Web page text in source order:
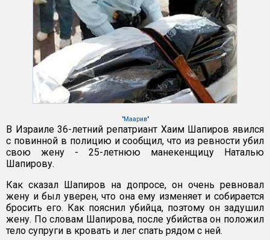
"Маарив"
В Израиле 36-летний репатриант Хаим Шапиров явился
с повинной в полицию и сообщил, что из ревности убил
свою жену - 25-летнюю манекенщицу Наталью
Шапирову.
Как сказал Шапиров на допросе, он очень ревновал
жену и был уверен, что она ему изменяет и собирается
бросить его. Как пояснил убийца, поэтому он задушил
жену. По словам Шапирова, после убийства он положил
тело супруги в кровать и лег спать рядом с ней.